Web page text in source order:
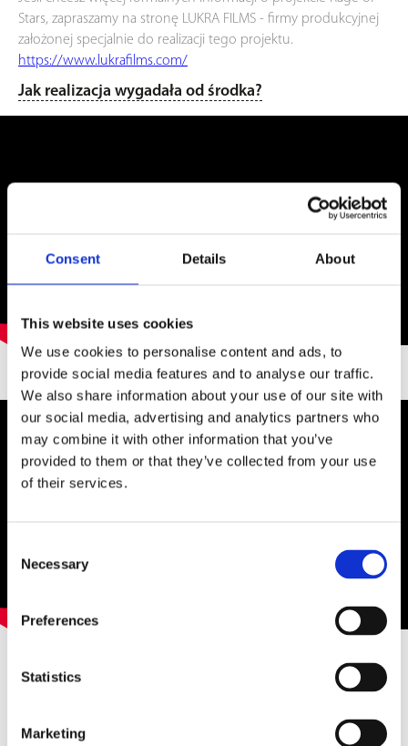
Consent Details About
This website uses cookies
We use cookies to personalise content and ads, to
provide social media features and to analyse our traffic.
We also share information about your use of our site with
our social media, advertising and analytics partners who
may combine it with other information that you’ve
provided to them or that they’ve collected from your use
of their services.
Selection
Necessary
Preferences
Statistics
Marketing
Stars, zapraszamy na stronę LUKRA FILMS - firmy produkcyjnej
założonej specjalnie do realizacji tego projektu.
https://www.lukrafilms.com/
Jak realizacja wygadała od środka?
Making of - każdy tydzień oddzielnie
tydzień 2- strzelnica